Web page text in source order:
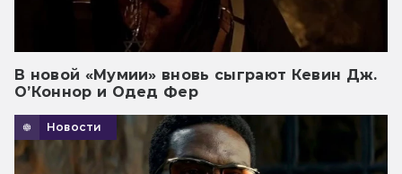
В новой «Мумии» вновь сыграют Кевин Дж.
О’Коннор и Одед Фер
Новости